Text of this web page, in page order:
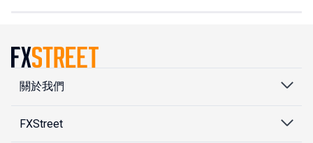
關於我們
FXStreet